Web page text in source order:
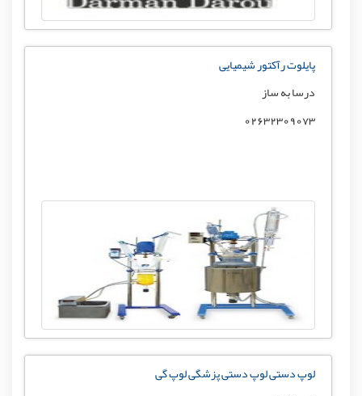
پایلوت رآکتور شیمیایی
درسا به ساز
02632309073
لوپ دستی لوپ دستی پزشگی لوپ گی